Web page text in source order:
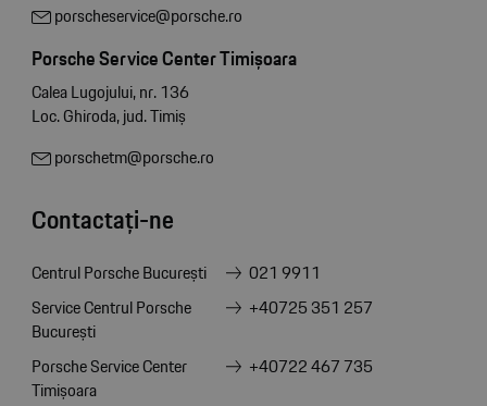
porscheservice@porsche.ro
Porsche Service Center Timișoara
Calea Lugojului, nr. 136
Loc. Ghiroda, jud. Timiș
porschetm@porsche.ro
Contactați-ne
Centrul Porsche București
021 9911
Service Centrul Porsche
București
+40725 351 257
Porsche Service Center
Timișoara
+40722 467 735